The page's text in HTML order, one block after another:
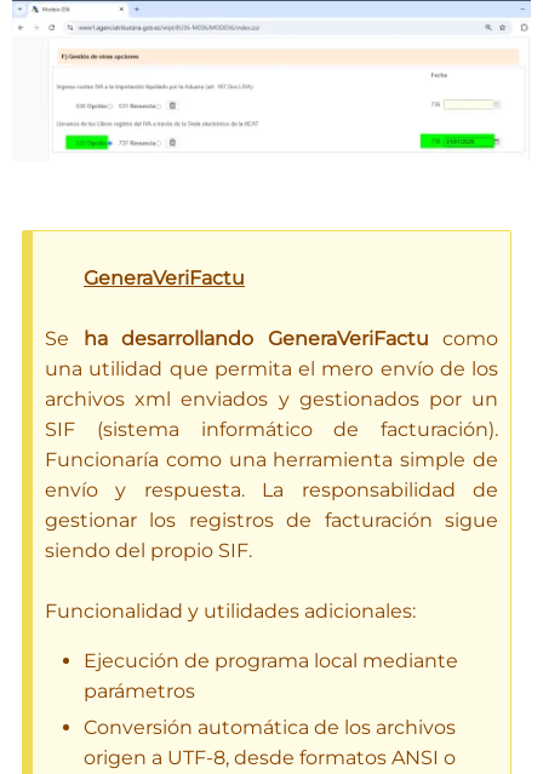
GeneraVeriFactu
Se ha desarrollando GeneraVeriFactu como
una utilidad que permita el mero envío de los
archivos xml enviados y gestionados por un
SIF (sistema informático de facturación).
Funcionaría como una herramienta simple de
envío y respuesta. La responsabilidad de
gestionar los registros de facturación sigue
siendo del propio SIF.
Funcionalidad y utilidades adicionales:
Ejecución de programa local mediante
parámetros
Conversión automática de los archivos
origen a UTF-8, desde formatos ANSI o